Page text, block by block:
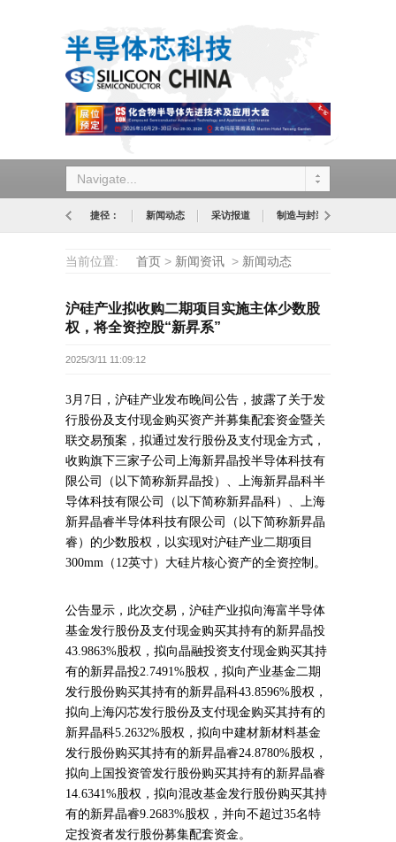
Navigate...
捷径： 新闻动态 采访报道 制造与封装
当前位置: 首页 > 新闻资讯 > 新闻动态
沪硅产业拟收购二期项目实施主体少数股
权，将全资控股“新昇系”
2025/3/11 11:09:12
3月7日，沪硅产业发布晚间公告，披露了关于发
行股份及支付现金购买资产并募集配套资金暨关
联交易预案，拟通过发行股份及支付现金方式，
收购旗下三家子公司上海新昇晶投半导体科技有
限公司（以下简称新昇晶投）、上海新昇晶科半
导体科技有限公司（以下简称新昇晶科）、上海
新昇晶睿半导体科技有限公司（以下简称新昇晶
睿）的少数股权，以实现对沪硅产业二期项目
300mm（12英寸）大硅片核心资产的全资控制。
公告显示，此次交易，沪硅产业拟向海富半导体
基金发行股份及支付现金购买其持有的新昇晶投
43.9863%股权，拟向晶融投资支付现金购买其持
有的新昇晶投2.7491%股权，拟向产业基金二期
发行股份购买其持有的新昇晶科43.8596%股权，
拟向上海闪芯发行股份及支付现金购买其持有的
新昇晶科5.2632%股权，拟向中建材新材料基金
发行股份购买其持有的新昇晶睿24.8780%股权，
拟向上国投资管发行股份购买其持有的新昇晶睿
14.6341%股权，拟向混改基金发行股份购买其持
有的新昇晶睿9.2683%股权，并向不超过35名特
定投资者发行股份募集配套资金。